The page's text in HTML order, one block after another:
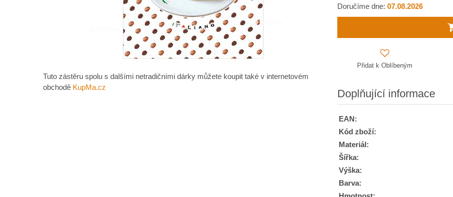
Tuto zástěru spolu s dalšími netradičními dárky můžete koupit také v internetovém
obchodě KupMa.cz
Doručíme dne: 07.08.2026
Přidat k Oblíbeným
Doplňující informace
EAN:
Kód zboží:
Materiál:
Šířka:
Výška:
Barva: